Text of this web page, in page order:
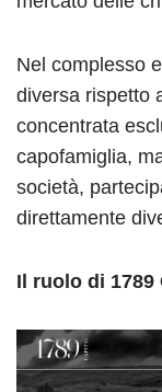
Nel complesso
diversa rispetto
concentrata
capofamiglia,
società,
direttamente
Il ruolo di 1789